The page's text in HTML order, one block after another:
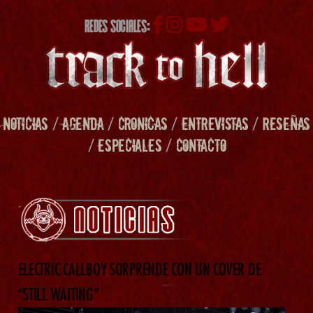
REDES SOCIALES:
NOTICIAS /AGENDA/ CRONICAS/ENTREVISTAS/RESEÑAS
/ESPECIALES/ CONTACTO
ELECTRIC CALLBOY SORPRENDE CON UN COVER DE
“STILL WAITING”